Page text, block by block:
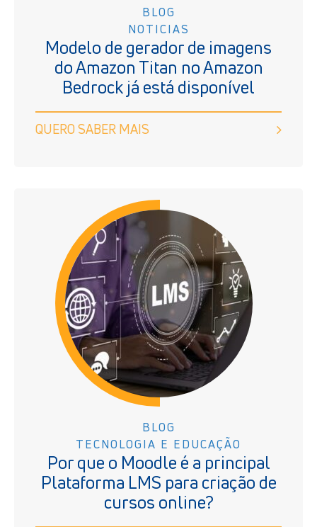
BLOG
NOTICIAS
Modelo de gerador de imagens
do Amazon Titan no Amazon
Bedrock já está disponível
QUERO SABER MAIS
BLOG
TECNOLOGIA E EDUCAÇÃO
Por que o Moodle é a principal
Plataforma LMS para criação de
cursos online?